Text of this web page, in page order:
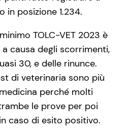
in posizione 1.234.
TOLC-VET 2023 è
causa degli scorrimenti,
30, e delle rinunce.
di veterinaria sono più
perché molti
le prove per poi
caso di esito positivo.